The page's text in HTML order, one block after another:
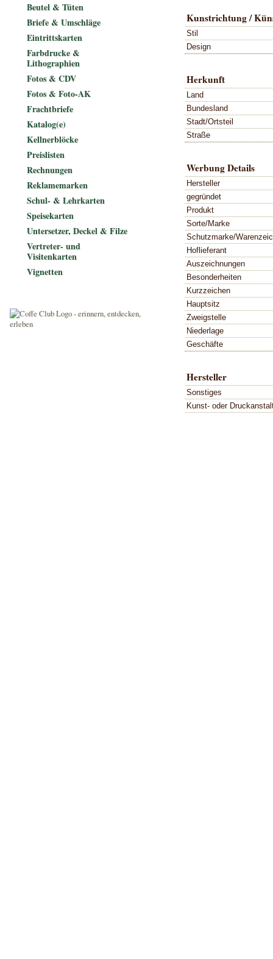
Kunstrichtung /
Stil
Design
Herkunft
Land
Bundesland
Stadt/Ortsteil
Straße
Werbung Details
Hersteller
gegründet
Produkt
Sorte/Marke
Schutzmarke/
Hoflieferant
Auszeichnungen
Besonderheiten
Kurzzeichen
Hauptsitz
Zweigstelle
Niederlage
Geschäfte
Hersteller
Sonstiges
Kunst- oder
Beutel & Tüten
Briefe & Umschläge
Eintrittskarten
Farbdrucke &
Lithographien
Fotos & CDV
Fotos & Foto-AK
Frachtbriefe
Katalog(e)
Kellnerblöcke
Preislisten
Rechnungen
Reklamemarken
Schul- & Lehrkarten
Speisekarten
Untersetzer, Deckel & Filze
Vertreter- und
Visitenkarten
Vignetten